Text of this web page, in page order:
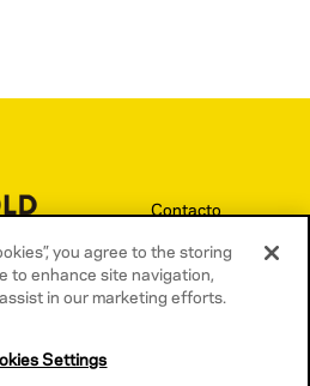
Contacto
Términos y condiciones
Política de privacidad
you agree to the storing
to enhance site navigation,
in our marketing efforts.
Settings